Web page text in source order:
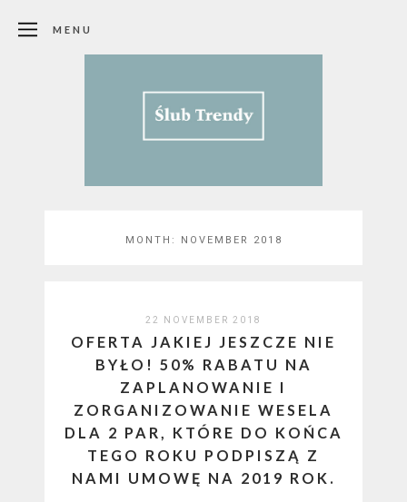
MENU
MONTH: NOVEMBER 2018
22 NOVEMBER 2018
OFERTA JAKIEJ JESZCZE NIE
BYŁO! 50% RABATU NA
ZAPLANOWANIE I
ZORGANIZOWANIE WESELA
DLA 2 PAR, KTÓRE DO KOŃCA
TEGO ROKU PODPISZĄ Z
NAMI UMOWĘ NA 2019 ROK.